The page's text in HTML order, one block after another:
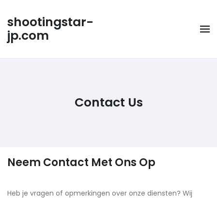
content
shootingstar-
jp.com
Contact Us
Neem Contact Met Ons Op
Heb je vragen of opmerkingen over onze diensten? Wij